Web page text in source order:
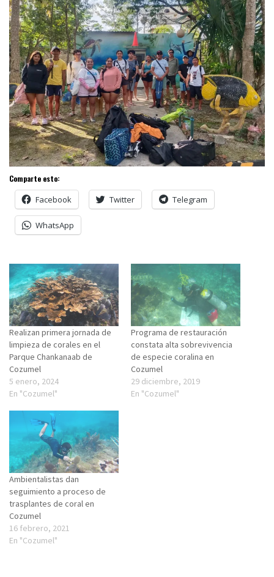
Comparte esto:
Facebook Twitter Telegram
WhatsApp
Realizan primera jornada de
limpieza de corales en el
Parque Chankanaab de
Cozumel
5 enero, 2024
En "Cozumel"
Programa de restauración
constata alta sobrevivencia
de especie coralina en
Cozumel
29 diciembre, 2019
En "Cozumel"
Ambientalistas dan
seguimiento a proceso de
trasplantes de coral en
Cozumel
16 febrero, 2021
En "Cozumel"